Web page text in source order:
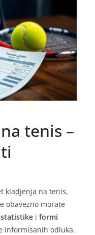
tenis –
kladjenja na tenis,
obavezno morate
statistike i formi
informisanih odluka.